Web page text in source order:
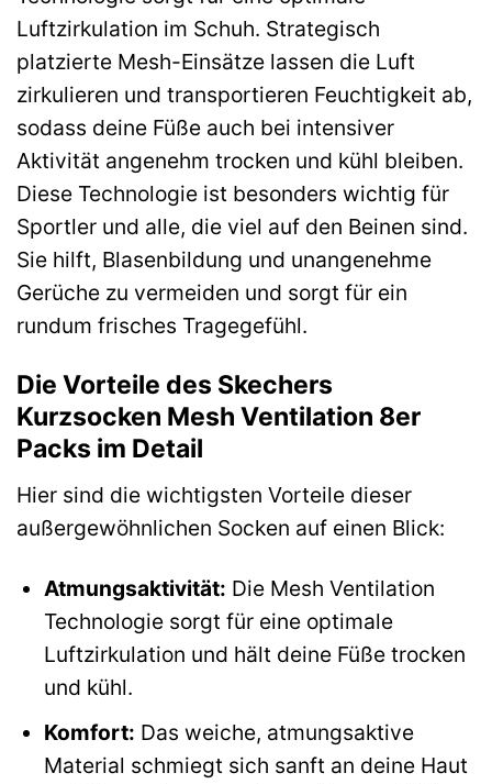
Luftzirkulation im Schuh. Strategisch
platzierte Mesh-Einsätze lassen die Luft
zirkulieren und transportieren Feuchtigkeit ab,
sodass deine Füße auch bei intensiver
Aktivität angenehm trocken und kühl bleiben.
Diese Technologie ist besonders wichtig für
Sportler und alle, die viel auf den Beinen sind.
Sie hilft, Blasenbildung und unangenehme
Gerüche zu vermeiden und sorgt für ein
rundum frisches Tragegefühl.
Die Vorteile des Skechers
Kurzsocken Mesh Ventilation 8er
Packs im Detail
Hier sind die wichtigsten Vorteile dieser
außergewöhnlichen Socken auf einen Blick:
Atmungsaktivität: Die Mesh Ventilation
Technologie sorgt für eine optimale
Luftzirkulation und hält deine Füße trocken
und kühl.
Komfort: Das weiche, atmungsaktive
Material schmiegt sich sanft an deine Haut